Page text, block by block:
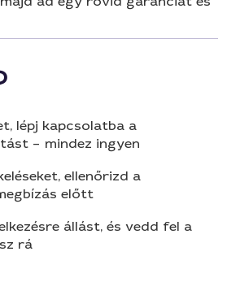
lépj kapcsolatba a
– mindez ingyen
ellenőrizd a
előtt
állást, és vedd fel a
rá